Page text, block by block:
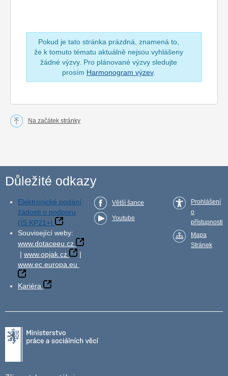
Pokud je tato stránka prázdná, znamená to,
že k tomuto tématu aktuálně nejsou vyhlášeny
žádné výzvy. Pro plánované výzvy sledujte
prosím Harmonogram výzev.
Na začátek stránky
Důležité odkazy
Elektronické podání
žádosti o podporu
(IS KP21+)
Související weby:
www.dotaceeu.cz
| www.opjak.cz
|
www.ec.europa.eu
Kariéra
Větší šance
Youtube
Prohlášení
o
přístupnosti
Mapa
Stránek